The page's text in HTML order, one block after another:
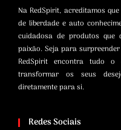
Na RedSpirit, acreditamos
de liberdade e auto
cuidadosa de produtos que
paixão. Seja para
RedSpirit encontra tudo
transformar os seus
diretamente para si.
Redes Sociais